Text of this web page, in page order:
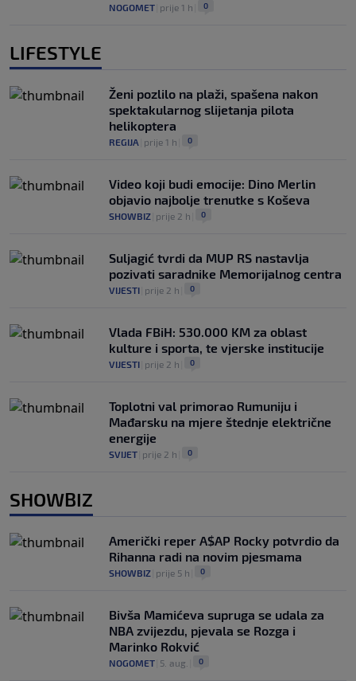
NOGOMET prije 1 h 0
LIFESTYLE
Ženi pozlilo na plaži, spašena nakon
spektakularnog slijetanja pilota
helikoptera
REGIJA prije 1 h 0
Video koji budi emocije: Dino Merlin
objavio najbolje trenutke s Koševa
SHOWBIZ prije 2 h 0
Suljagić tvrdi da MUP RS nastavlja
pozivati saradnike Memorijalnog centra
VIJESTI prije 2 h 0
Vlada FBiH: 530.000 KM za oblast
kulture i sporta, te vjerske institucije
VIJESTI prije 2 h 0
Toplotni val primorao Rumuniju i
Mađarsku na mjere štednje električne
energije
SVIJET prije 2 h 0
SHOWBIZ
Američki reper A$AP Rocky potvrdio da
Rihanna radi na novim pjesmama
SHOWBIZ prije 5 h 0
Bivša Mamićeva supruga se udala za
NBA zvijezdu, pjevala se Rozga i
Marinko Rokvić
NOGOMET 5. aug. 0